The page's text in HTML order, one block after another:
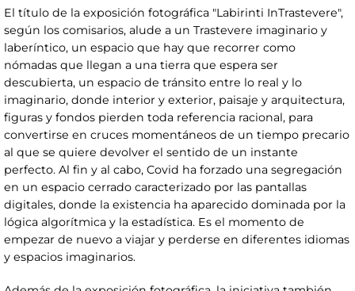
El título de la exposición fotográfica "Labirinti InTrastevere",
según los comisarios, alude a un Trastevere imaginario y
laberíntico, un espacio que hay que recorrer como
nómadas que llegan a una tierra que espera ser
descubierta, un espacio de tránsito entre lo real y lo
imaginario, donde interior y exterior, paisaje y arquitectura,
figuras y fondos pierden toda referencia racional, para
convertirse en cruces momentáneos de un tiempo precario
al que se quiere devolver el sentido de un instante
perfecto. Al fin y al cabo, Covid ha forzado una segregación
en un espacio cerrado caracterizado por las pantallas
digitales, donde la existencia ha aparecido dominada por la
lógica algorítmica y la estadística. Es el momento de
empezar de nuevo a viajar y perderse en diferentes idiomas
y espacios imaginarios.